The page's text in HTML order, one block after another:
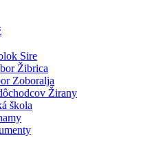
Sire
Žibrica
Zoboralja
Žirany
škola